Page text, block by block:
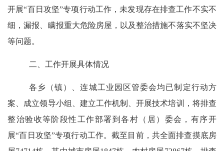
开展“百日攻坚”专项行动工作， 未发现存在排查工作不实不
细，漏报、瞒报重大危险房屋，以及整治措施不落实不坚决
等问题。
二、工作开展具体情况
各乡（镇）、连城工业园区管委会均已制定行动方
案、成立领导小组、建立工作机制、开展技术培训，将排查
整治验收等阶段性工作部署到各村（居）委会，有序开
展“百日攻坚”专项行动工作。截至目前， 共全面排查摸底房